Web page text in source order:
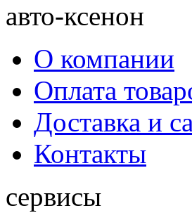
авто-ксенон
О компании
Оплата
Доставка и
Контакты
сервисы